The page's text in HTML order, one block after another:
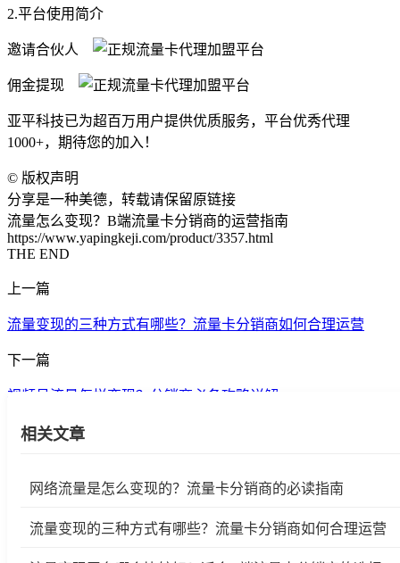
2.平台使用简介
邀请合伙人
佣金提现
亚平科技已为超百万用户提供优质服务，平台优秀代理
1000+，期待您的加入！
© 版权声明
分享是一种美德，转载请保留原链接
流量怎么变现？B端流量卡分销商的运营指南
https://www.yapingkeji.com/product/3357.html
THE END
上一篇
流量变现的三种方式有哪些？流量卡分销商如何合理运营
下一篇
视频号流量怎样变现？分销商必备攻略详解
相关文章
网络流量是怎么变现的？流量卡分销商的必读指南
流量变现的三种方式有哪些？流量卡分销商如何合理运营